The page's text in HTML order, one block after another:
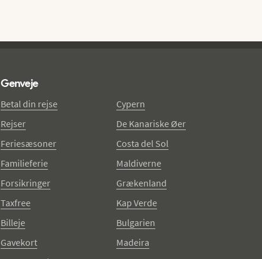
Genveje
Betal din rejse
Rejser
Feriesæsoner
Familieferie
Forsikringer
Taxfree
Billeje
Gavekort
Cypern
De Kanariske Øer
Costa del Sol
Maldiverne
Grækenland
Kap Verde
Bulgarien
Madeira